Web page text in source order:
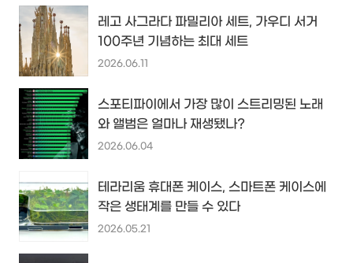
레고 사그라다 파밀리아 세트, 가우디 서거
100주년 기념하는 최대 세트
2026.06.11
스포티파이에서 가장 많이 스트리밍된 노래
와 앨범은 얼마나 재생됐나?
2026.06.04
테라리움 휴대폰 케이스, 스마트폰 케이스에
작은 생태계를 만들 수 있다
2026.05.21